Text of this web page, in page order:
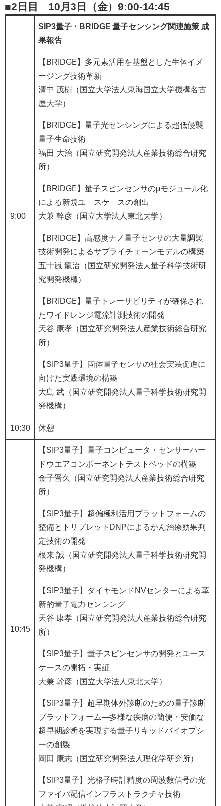
■2日目 10月3日（金） 9:00-14:45​
9:00
SIP3量子・BRIDGE 量子センシング関連施策 成
果報告​
【BRIDGE】多元素活用を基盤とした生体イメ
ージング技術革新
清中 茂樹（国立大学法人東海国立大学機構名古
屋大学）
【BRIDGE】量子光センシングによる超低侵襲
量子生命技術
福田 大治（国立研究開発法人産業技術総合研究
所）
【BRIDGE】量子スピンセンサのμモジュール化
による新規ユースケースの創出
大兼 幹彦（国立大学法人東北大学）
【BRIDGE】高感度ナノ量子センサの大量調製
技術開発によるサプライチェーンモデルの構築
五十嵐 龍治（国立研究開発法人量子科学技術研
究開発機構）
【BRIDGE】量子トレーサビリティが確保され
たワイドレンジ電流計測技術の開発
天谷 康孝（国立研究開発法人産業技術総合研究
所）
【SIP3量子】固体量子センサの社会実装促進に
向けた実践環境の構築
大島 武（国立研究開発法人量子科学技術研究開
発機構）
10:30 休憩
10:45
【SIP3量子】量子コンピュータ・センサーハー
ドウエアコンポーネントテストベッドの構築
金子晋久（国立研究開発法人産業技術総合研究
所）
【SIP3量子】超偏極利活用プラットフォームの
整備とトリプレットDNPによるがん治療効果判
定技術の開発
根来 誠（国立研究開発法人量子科学技術研究開
発機構）
【SIP3量子】ダイヤモンドNVセンターによる革
新的量子電力センシング
天谷 康孝（国立研究開発法人産業技術総合研究
所）
【SIP3量子】量子スピンセンサの開発とユース
ケースの開拓・実証
大兼 幹彦（国立大学法人東北大学）
【SIP3量子】超早期体外診断のための量子診断
プラットフォーム—多様な疾病の簡便・安価な
超早期診断を実現する量子リキッドバイオプシ
ーの創製
岡田 康志（国立研究開発法人理化学研究所）
【SIP3量子】光格子時計精度の周波数信号の光
ファイバ配信インフラストラクチャ技術